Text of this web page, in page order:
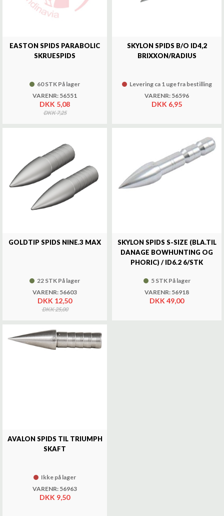
EASTON SPIDS PARABOLIC
SKRUESPIDS
60 STK På lager
VARENR: 56551
DKK 5,08
DKK 7,25
SKYLON SPIDS B/O ID4,2
BRIXXON/RADIUS
Levering ca 1 uge fra bestilling
VARENR: 56596
DKK 6,95
GOLDTIP SPIDS NINE.3 MAX
22 STK På lager
VARENR: 56603
DKK 12,50
DKK 25,00
SKYLON SPIDS S-SIZE (BLA.TIL
DANAGE BOWHUNTING OG
PHORIC) / ID6.2 6/STK
5 STK På lager
VARENR: 56918
DKK 49,00
AVALON SPIDS TIL TRIUMPH
SKAFT
Ikke på lager
VARENR: 56963
DKK 9,50